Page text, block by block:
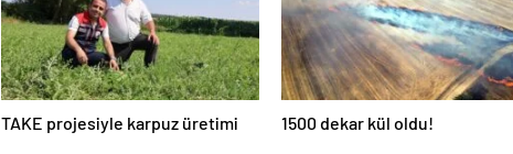
TAKE projesiyle karpuz üretimi 1500 dekar kül oldu!